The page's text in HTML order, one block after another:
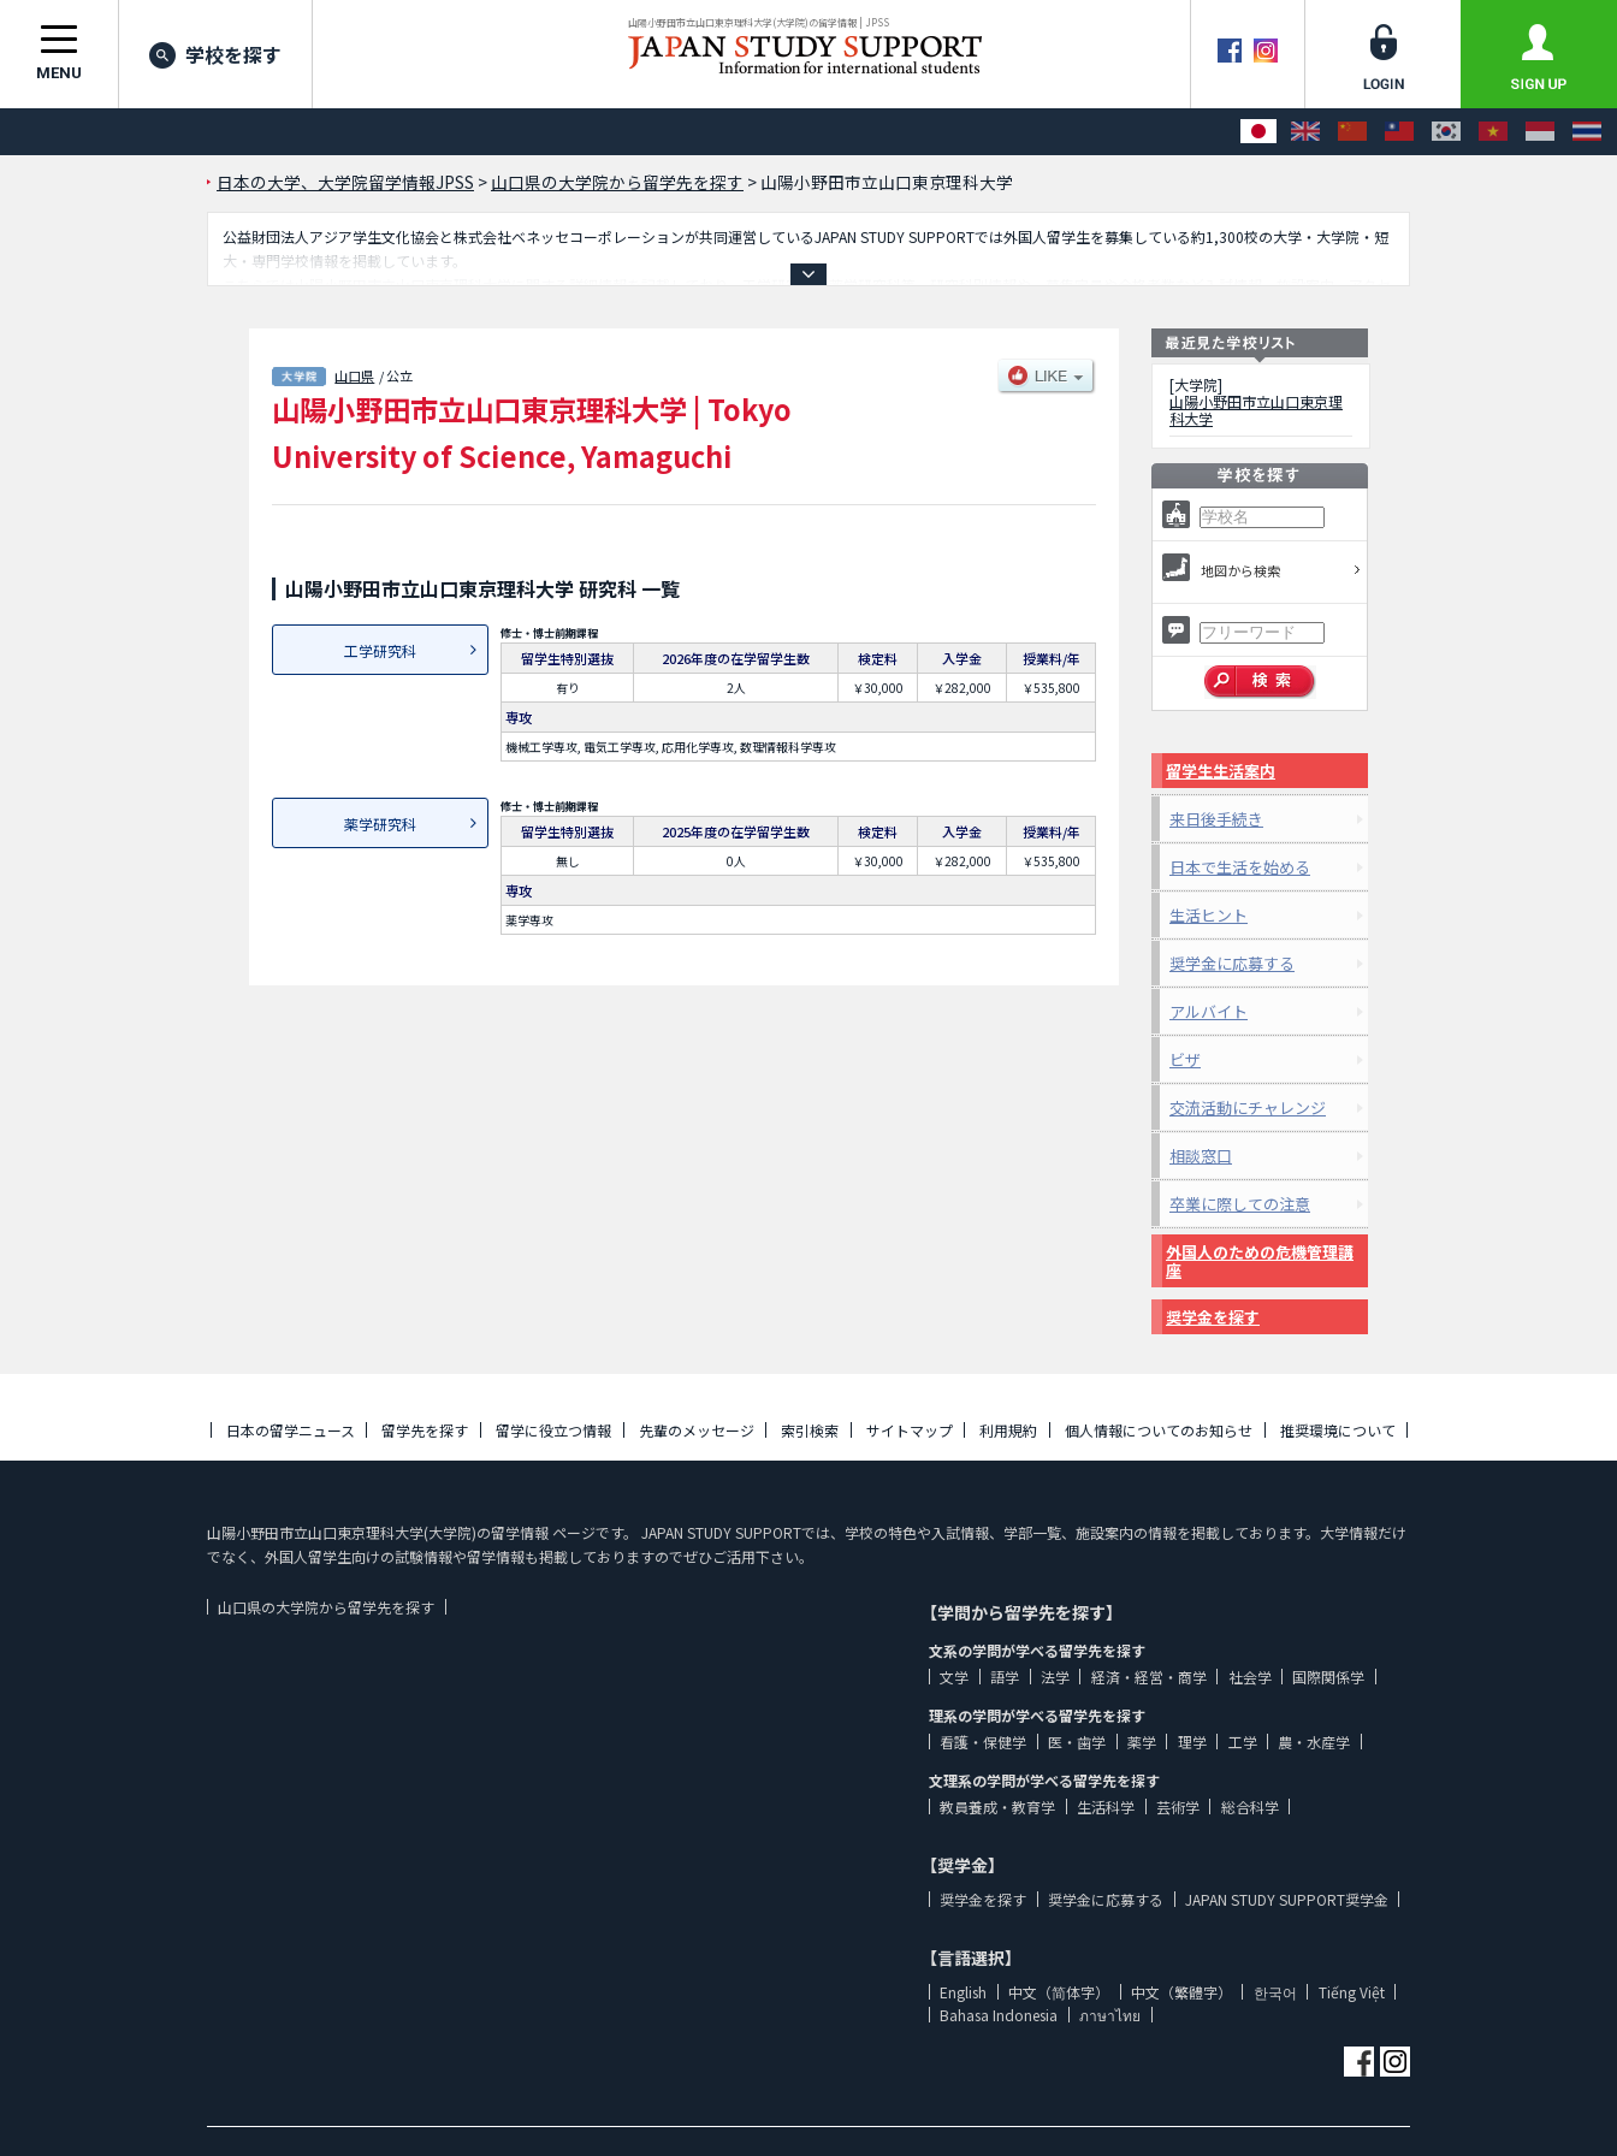
山陽小野田市立山口東京理科大学(大学院)の留学情報 | JPSS
MENU
学校を探す
日本の大学、大学院留学情報JPSS > 山口県の大学院から留学先を探す > 山陽小野田市立山口東京理科大学
公益財団法人アジア学生文化協会と株式会社ベネッセコーポレーションが共同運営しているJAPAN STUDY SUPPORTでは外国人留学生を募集している約1,300校の大学・大学院・短
大・専門学校情報を掲載しています。
こちらでは山陽小野田市立山口東京理科大学に関する詳細情報を記載しており、工学研究科や薬学研究科等、研究科別情報や、募集定員や合格者数など入試情報、施設案内、アクセ
山口県 / 公立
山陽小野田市立山口東京理科大学 | Tokyo
University of Science, Yamaguchi
山陽小野田市立山口東京理科大学 研究科 一覧
工学研究科
修士・博士前期課程
留学生特別選抜 2026年度の在学留学生数 検定料 入学金 授業料/年
有り 2人 ￥30,000 ￥282,000 ￥535,800
専攻
機械工学専攻, 電気工学専攻, 応用化学専攻, 数理情報科学専攻
薬学研究科
修士・博士前期課程
留学生特別選抜 2025年度の在学留学生数 検定料 入学金 授業料/年
無し 0人 ￥30,000 ￥282,000 ￥535,800
専攻
薬学専攻
[大学院]
山陽小野田市立山口東京理
科大学
地図から検索
留学生生活案内
来日後手続き
日本で生活を始める
生活ヒント
奨学金に応募する
アルバイト
ビザ
交流活動にチャレンジ
相談窓口
卒業に際しての注意
外国人のための危機管理講
座
奨学金を探す
日本の留学ニュース 留学先を探す 留学に役立つ情報 先輩のメッセージ 索引検索 サイトマップ 利用規約 個人情報についてのお知らせ 推奨環境について
山陽小野田市立山口東京理科大学(大学院)の留学情報 ページです。 JAPAN STUDY SUPPORTでは、学校の特色や入試情報、学部一覧、施設案内の情報を掲載しております。大学情報だけ
でなく、外国人留学生向けの試験情報や留学情報も掲載しておりますのでぜひご活用下さい。
山口県の大学院から留学先を探す 【学問から留学先を探す】
文系の学問が学べる留学先を探す
文学
語学 法学 経済・経営・商学 社会学
国際関係学
理系の学問が学べる留学先を探す
看護・保健学
医・歯学 薬学 理学 工学
農・水産学
文理系の学問が学べる留学先を探す
教員養成・教育学
生活科学 芸術学 総合科学
【奨学金】
奨学金を探す 奨学金に応募する JAPAN STUDY SUPPORT奨学金
【言語選択】
English 中文（简体字） 中文（繁體字） 한국어
Tiếng Việt
Bahasa Indonesia
ภาษาไทย